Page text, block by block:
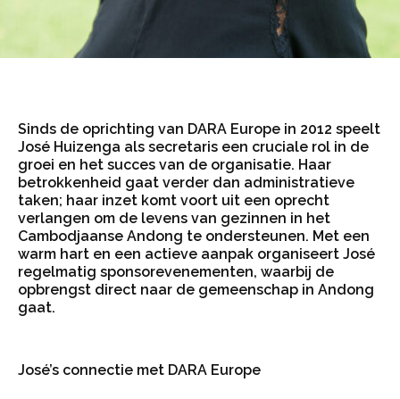
Sinds de oprichting van DARA Europe in 2012 speelt
José Huizenga als secretaris een cruciale rol in de
groei en het succes van de organisatie. Haar
betrokkenheid gaat verder dan administratieve
taken; haar inzet komt voort uit een oprecht
verlangen om de levens van gezinnen in het
Cambodjaanse Andong te ondersteunen. Met een
warm hart en een actieve aanpak organiseert José
regelmatig sponsorevenementen, waarbij de
opbrengst direct naar de gemeenschap in Andong
gaat.
José’s connectie met DARA Europe